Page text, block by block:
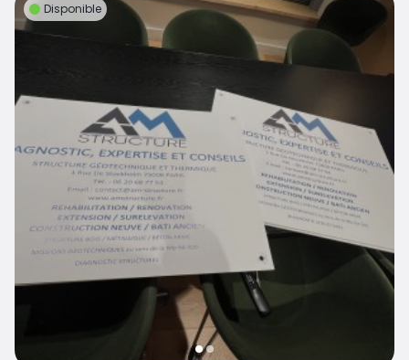
Disponible